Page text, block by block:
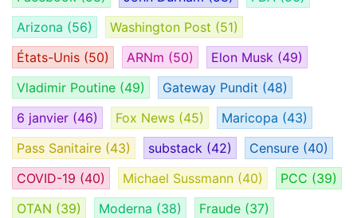
Arizona (56) Washington Post (51)
États-Unis (50) ARNm (50) Elon Musk (49)
Vladimir Poutine (49) Gateway Pundit (48)
6 janvier (46) Fox News (45) Maricopa (43)
Pass Sanitaire (43) substack (42) Censure (40)
COVID-19 (40) Michael Sussmann (40) PCC (39)
OTAN (39) Moderna (38) Fraude (37)